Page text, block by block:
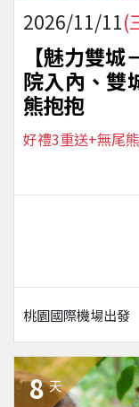
2026/11/11(
【魅力雙
院入內、雙
熊抱抱
好禮3重送+無尾
桃園國際機場出發
8 天